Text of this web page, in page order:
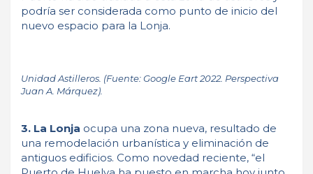
podría ser considerada como punto de inicio del
nuevo espacio para la Lonja.
Unidad Astilleros. (Fuente: Google Eart 2022. Perspectiva
Juan A. Márquez).
3. La Lonja ocupa una zona nueva, resultado de
una remodelación urbanística y eliminación de
antiguos edificios. Como novedad reciente, “el